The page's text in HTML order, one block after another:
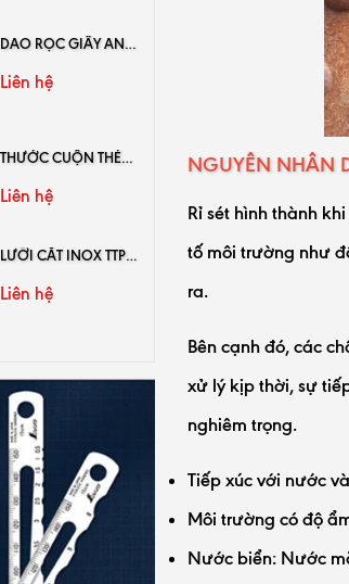
NGUYÊN NHÂN
Rỉ sét hình thành
tố môi trường như
ra.
Bên cạnh đó, các
xử lý kịp thời, sự
nghiêm trọng.
Tiếp xúc với nước
Môi trường có độ
Nước biển: Nước
DAO RỌC GIẤY AN TOÀN SAFETY MASTER SA-15
Liên hệ
THƯỚC CUỘN THÉP KDS HỆ MÉT KL10-20
Liên hệ
LƯỠI CẮT INOX TTPUSA
Liên hệ